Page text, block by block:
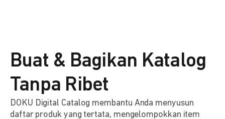
Buat & Bagikan Katalog
Tanpa Ribet
DOKU Digital Catalog membantu Anda menyusun
daftar produk yang tertata, mengelompokkan item